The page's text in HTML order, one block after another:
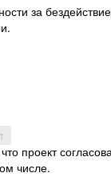
за
проект
числе.